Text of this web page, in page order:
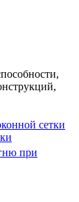
сетки
при